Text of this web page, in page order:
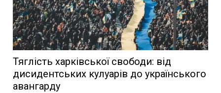
Тяглість харківської свободи: від
дисидентських кулуарів до українського
авангарду